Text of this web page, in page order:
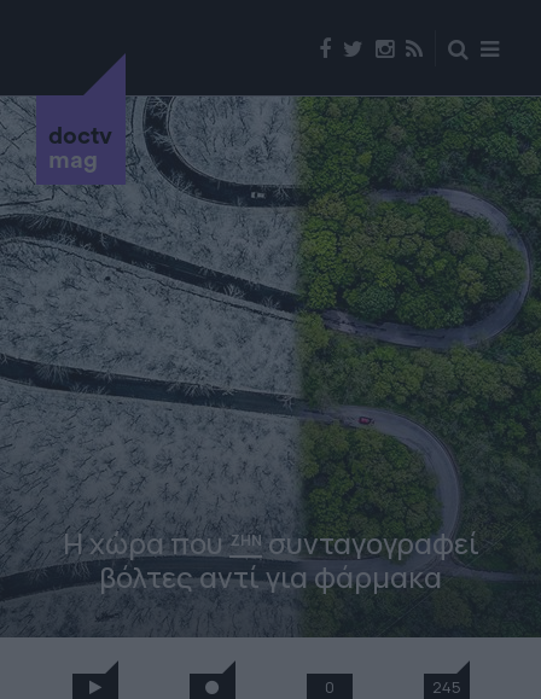
doctv
mag
Η χώρα πουΖΗΝσυνταγογραφεί
βόλτες αντί για φάρμακα
0 245